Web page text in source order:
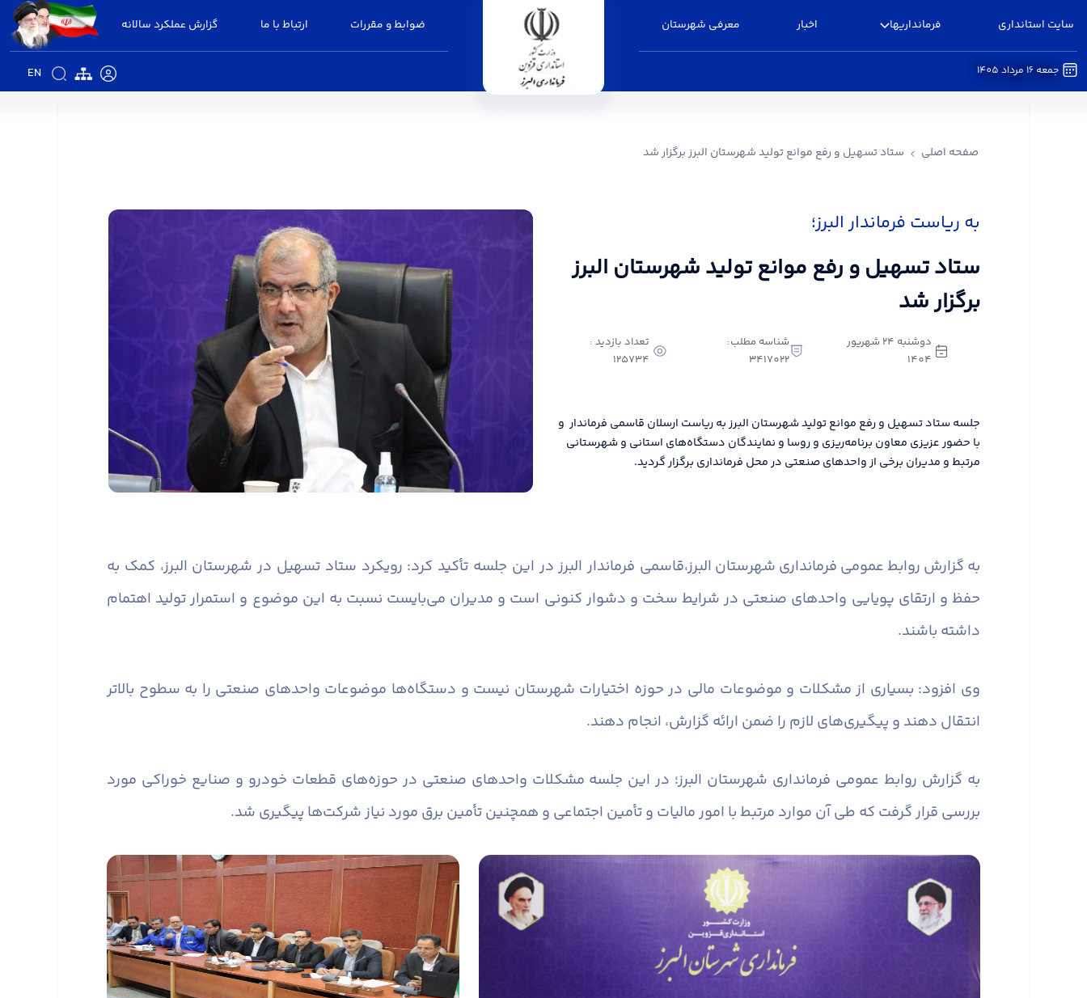
سایت استانداری فرمانداریها اخبار معرفی شهرستان ضوابط و مقررات ارتباط با ما گزارش عملکرد سالانه
EN جمعه 16 مرداد 1405
صفحه اصلی ستاد تسهیل و رفع موانع تولید شهرستان البرز برگزار شد
به ریاست فرماندار البرز؛
ستاد تسهیل و رفع موانع تولید شهرستان البرز
برگزار شد
دوشنبه 24 شهریور
1404
شناسه مطلب:
3417022
تعداد بازدید :
125734
جلسه ستاد تسهیل و رفع موانع تولید شهرستان البرز به ریاست ارسلان قاسمی فرماندار و
با حضور عزیزی معاون برنامه‌ریزی و روسا و نمایندگان دستگاه‌های استانی و شهرستانی
مرتبط و مدیران برخی از واحدهای صنعتی در محل فرمانداری برگزار گردید.
به گزارش روابط عمومی فرمانداری شهرستان البرز،قاسمی فرماندار البرز در این جلسه تأکید کرد: رویکرد ستاد تسهیل در شهرستان البرز، کمک به
حفظ و ارتقای پویایی واحدهای صنعتی در شرایط سخت و دشوار کنونی است و مدیران می‌بایست نسبت به این موضوع و استمرار تولید اهتمام
داشته باشند.
وی افزود: بسیاری از مشکلات و موضوعات مالی در حوزه اختیارات شهرستان نیست و دستگاه‌ها موضوعات واحدهای صنعتی را به سطوح بالاتر
انتقال دهند و پیگیری‌های لازم را ضمن ارائه گزارش، انجام دهند.
به گزارش روابط عمومی فرمانداری شهرستان البرز؛ در این جلسه مشکلات واحدهای صنعتی در حوزه‌های قطعات خودرو و صنایع خوراکی مورد
بررسی قرار گرفت که طی آن موارد مرتبط با امور مالیات و تأمین اجتماعی و همچنین تأمین برق مورد نیاز شرکت‌ها پیگیری شد.